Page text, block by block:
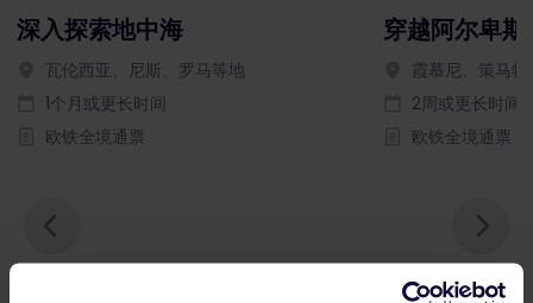
深入探索地中海
瓦伦西亚、尼斯、罗马等地
1个月或更长时间
欧铁全境通票
穿越阿尔卑斯
霞慕尼、策马
2周或更长时间
欧铁全境通票